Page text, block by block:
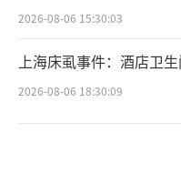
2026-08-06 15:30:03
上海床虱事件：酒店卫
2026-08-06 18:30:09